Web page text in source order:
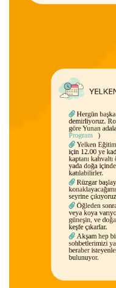
Hergün başka
demirliyoruz.
göre Yunan
Program)
Yelken Eğitimi
için 12.00 ye
kaptanı kahvaltı
yada doğa içinde
katılabilirler.
Rüzgar
seyrine çıkıyoruz.
Öğleden sonra
veya koya
güneşin, ve
keşfe çıkarlar.
Akşam hep
sohbetlerimizi
beraber